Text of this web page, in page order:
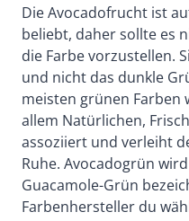
Die Avocadofrucht ist
beliebt, daher sollte es
die Farbe vorzustellen.
und nicht das dunkle
meisten grünen Farben
allem Natürlichen,
assoziiert und verleiht
Ruhe. Avocadogrün
Guacamole-Grün
Farbenhersteller du